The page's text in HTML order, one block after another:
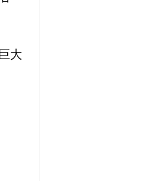
大